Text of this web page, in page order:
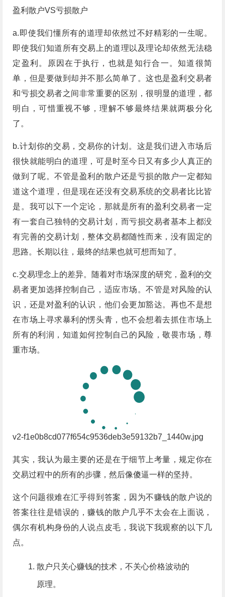
盈利散户VS亏损散户
a.即使我们懂所有的道理却依然过不好精彩的一生呢。
即使我们知道所有交易上的道理以及理论却依然无法稳
定盈利。原因在于执行，也就是知行合一。知道很简
单，但是要做到却并不那么简单了。这也是盈利交易者
和亏损交易者之间非常重要的区别，很明显的道理，都
明白，可惜重视不够，理解不够最终结果就两极分化
了。
b.计划你的交易，交易你的计划。这是我们进入市场后
很快就能明白的道理，可是时至今日又有多少人真正的
做到了呢。不管是盈利的散户还是亏损的散户一定都知
道这个道理，但是现在还没有交易系统的交易者比比皆
是。我可以下一个定论，那就是所有的盈利交易者一定
有一套自己独特的交易计划，而亏损交易者基本上都没
有完善的交易计划，整体交易都随性而来，没有固定的
思路。长期以往，最终的结果也就可想而知了。
c.交易理念上的差异。随着对市场深度的研究，盈利的交
易者更加选择控制自己，适应市场。不管是对风险的认
识，还是对盈利的认识，他们会更加豁达。再也不是想
在市场上寻求暴利的愣头青，也不会想着去抓住市场上
所有的利润，知道如何控制自己的风险，敬畏市场，尊
重市场。
v2-f1e0b8cd077f654c9536deb3e59132b7_1440w.jpg
其实，我认为最主要的还是在于细节上考量，规定你在
交易过程中的所有的步骤，然后像傻逼一样的坚持。
这个问题很难在汇乎得到答案，因为不赚钱的散户说的
答案往往是错误的，赚钱的散户几乎不太会在上面说，
偶尔有机构身份的人说点皮毛，我说下我观察的以下几
点。
散户只关心赚钱的技术，不关心价格波动的
原理。